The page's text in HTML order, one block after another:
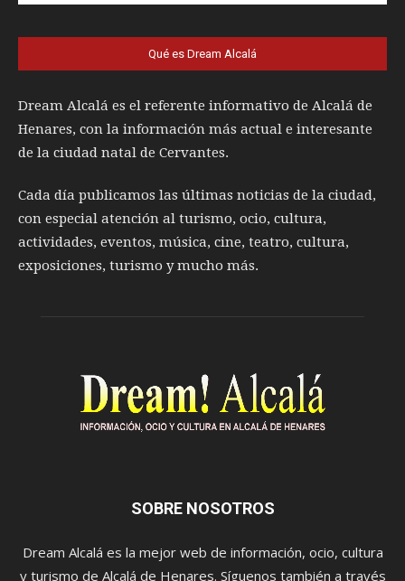
Qué es Dream Alcalá
Dream Alcalá es el referente informativo de Alcalá de
Henares, con la información más actual e interesante
de la ciudad natal de Cervantes.
Cada día publicamos las últimas noticias de la ciudad,
con especial atención al turismo, ocio, cultura,
actividades, eventos, música, cine, teatro, cultura,
exposiciones, turismo y mucho más.
SOBRE NOSOTROS
Dream Alcalá es la mejor web de información, ocio, cultura
y turismo de Alcalá de Henares. Síguenos también a través